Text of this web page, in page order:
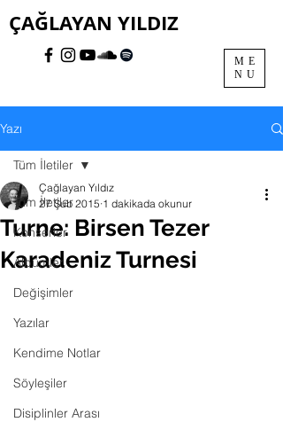
ME
NU
ÇAĞLAYAN YILDIZ
Yazı
Tüm İletiler
Konserler
Albümler
Değişimler
Yazılar
Kendime Notlar
Söyleşiler
Disiplinler Arası
Tüm İletiler
Turne: Birsen Tezer
Karadeniz Turnesi
Çağlayan Yıldız
27 Şub 2015 1 dakikada okunur